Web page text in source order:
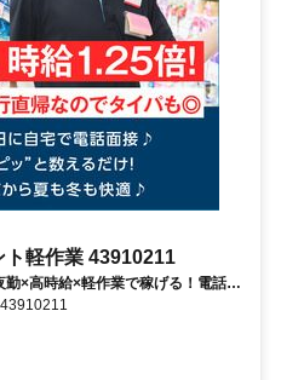
ト軽作業 43910211
×高時給×軽作業で稼げる！電話面